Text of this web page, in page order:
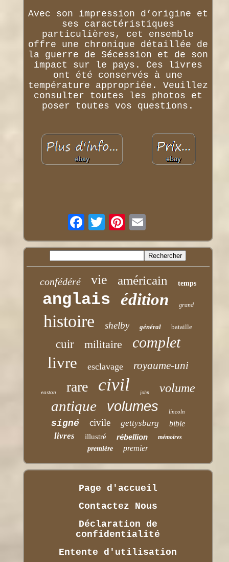
Avec son impression d’origine et
ses caractéristiques
particulières, cet ensemble
offre une chronique détaillée de
la guerre de Sécession et de son
impact sur le pays. Ces livres
ont été conservés à une
température appropriée. Veuillez
consulter toutes les photos et
poser toutes vos questions.
confédéré vie américain temps
anglais édition grand
histoire shelby général bataille
cuir militaire complet
livre esclavage royaume-uni
easton rare civil john volume
antique volumes lincoln
signé civile gettysburg bible
livres illustré rébellion mémoires
première premier
Page d'accueil
Contactez Nous
Déclaration de
confidentialité
Entente d'utilisation